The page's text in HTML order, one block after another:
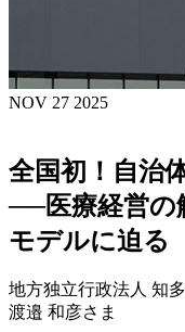
NOV 27 2025
全国初！自治
──医療経営の
モデルに迫る
地方独立行政法人 知
渡邉 和彦さま